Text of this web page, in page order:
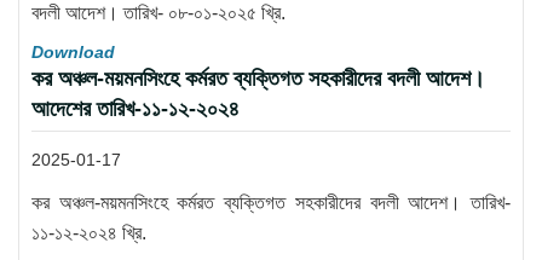
বদলী আদেশ। তারিখ- ০৮-০১-২০২৫ খ্রি.
Download
কর অঞ্চল-ময়মনসিংহে কর্মরত ব্যক্তিগত সহকারীদের বদলী আদেশ।
আদেশের তারিখ-১১-১২-২০২৪
2025-01-17
কর অঞ্চল-ময়মনসিংহে কর্মরত ব্যক্তিগত সহকারীদের বদলী আদেশ। তারিখ-
১১-১২-২০২৪ খ্রি.